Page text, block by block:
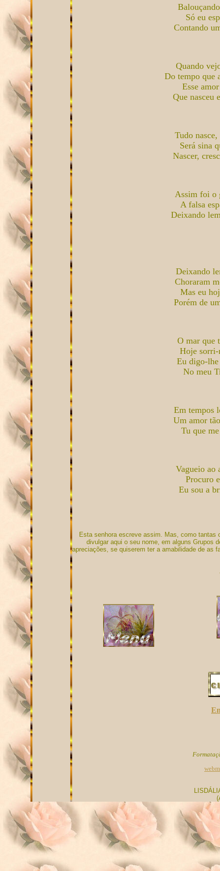
Só eu
Contando
Quando
Do tempo que
Esse
Que nasceu
Tudo
Será sina
Nascer,
Assim foi o
A falsa
Deixando
Deixando
Choraram
Mas eu
Porém de
O mar que
Hoje
Eu digo-
No meu
Em tempos
Um amor
Tu que
Vagueio ao
Procuro
Eu sou a
Esta senhora escreve assim. Mas, como tantas
divulgar aqui o seu nome, em alguns Grupos
apreciações, se quiserem ter a amabilidade de as